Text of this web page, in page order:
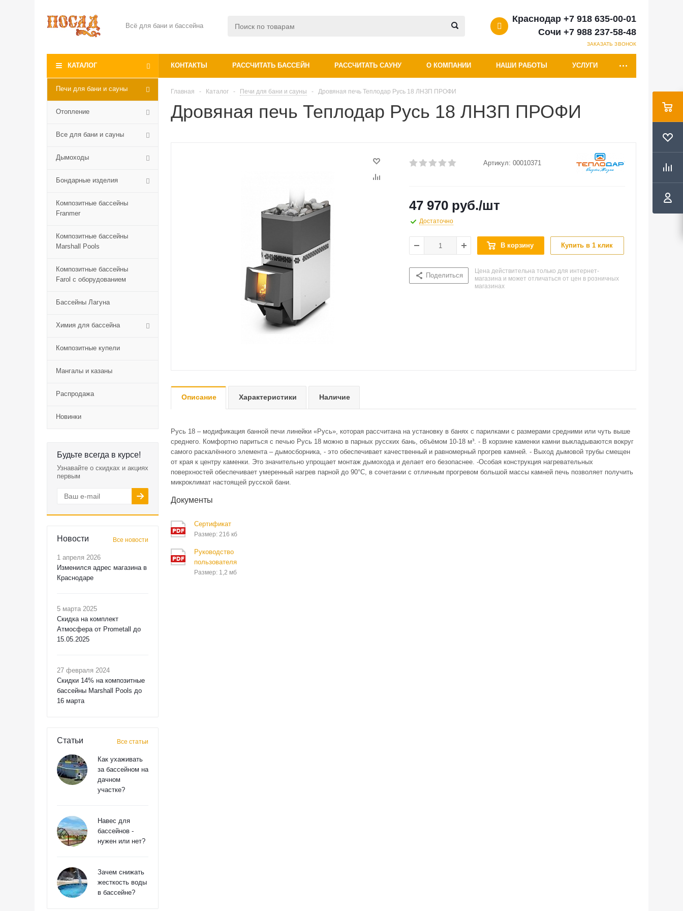
Всё для бани и бассейна
Краснодар +7 918 635-00-01
Сочи +7 988 237-58-48
ЗАКАЗАТЬ ЗВОНОК
КАТАЛОГ КОНТАКТЫ РАССЧИТАТЬ БАССЕЙН РАССЧИТАТЬ САУНУ О КОМПАНИИ НАШИ РАБОТЫ УСЛУГИ
Печи для бани и сауны
Отопление
Все для бани и сауны
Дымоходы
Бондарные изделия
Композитные бассейны
Franmer
Композитные бассейны
Marshall Pools
Композитные бассейны
Farol с оборудованием
Бассейны Лагуна
Химия для бассейна
Композитные купели
Мангалы и казаны
Распродажа
Новинки
Будьте всегда в курсе!
Узнавайте о скидках и акциях
первым
Новости Все новости
1 апреля 2026
Изменился адрес магазина в
Краснодаре
5 марта 2025
Скидка на комплект
Атмосфера от Prometall до
15.05.2025
27 февраля 2024
Скидки 14% на композитные
бассейны Marshall Pools до
16 марта
Статьи Все статьи
Как ухаживать
за бассейном на
дачном
участке?
Навес для
бассейнов -
нужен или нет?
Зачем снижать
жесткость воды
в бассейне?
Главная - Каталог - Печи для бани и сауны - Дровяная печь Теплодар Русь 18 ЛНЗП ПРОФИ
Дровяная печь Теплодар Русь 18 ЛНЗП ПРОФИ
Артикул: 00010371
47 970 руб./шт
Достаточно
В корзину Купить в 1 клик
Поделиться
Цена действительна только для интернет-
магазина и может отличаться от цен в розничных
магазинах
Описание Характеристики Наличие
Русь 18 – модификация банной печи линейки «Русь», которая рассчитана на установку в банях с парилками с размерами средними или чуть выше
среднего. Комфортно париться с печью Русь 18 можно в парных русских бань, объёмом 10-18 м³. - В корзине каменки камни выкладываются вокруг
самого раскалённого элемента – дымосборника, - это обеспечивает качественный и равномерный прогрев камней. - Выход дымовой трубы смещен
от края к центру каменки. Это значительно упрощает монтаж дымохода и делает его безопаснее. -Особая конструкция нагревательных
поверхностей обеспечивает умеренный нагрев парной до 90°С, в сочетании с отличным прогревом большой массы камней печь позволяет получить
микроклимат настоящей русской бани.
Документы
Сертификат
Размер: 216 кб
Руководство
пользователя
Размер: 1,2 мб